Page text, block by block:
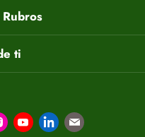
ti
en Facebook
en Twitter
Encuéntrenos en Instagram
Encuéntrenos en
Encuéntrenos en